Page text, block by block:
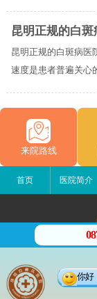
昆明正规的白
昆明正规的白斑病医
速度是患者普遍关心
来院路线
首页 医院简介
你好